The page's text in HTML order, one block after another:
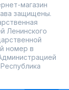
магазин
защищены.
Ленинского
номер в